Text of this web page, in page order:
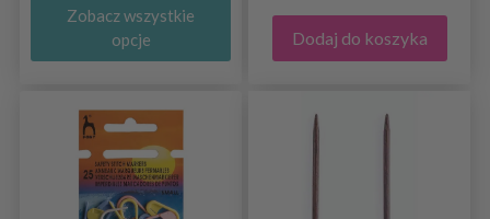
Zobacz wszystkie
opcje
Dodaj do koszyka